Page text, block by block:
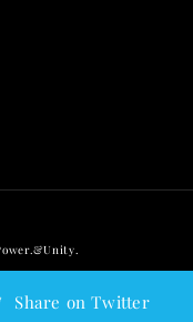
Share on Twitter